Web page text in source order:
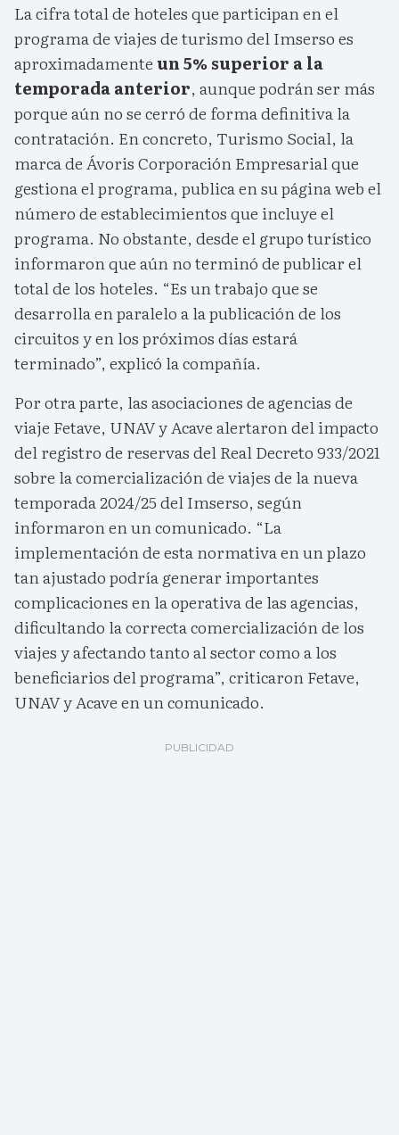
La cifra total de hoteles que participan en el
programa de viajes de turismo del Imserso es
aproximadamenteun 5% superior a la
temporada anterior, aunque podrán ser más
porque aún no se cerró de forma definitiva la
contratación. En concreto, Turismo Social, la
marca de Ávoris Corporación Empresarial que
gestiona el programa, publica en su página web el
número de establecimientos que incluye el
programa. No obstante, desde el grupo turístico
informaron que aún no terminó de publicar el
total de los hoteles. “Es un trabajo que se
desarrolla en paralelo a la publicación de los
circuitos y en los próximos días estará
terminado”, explicó la compañía.
Por otra parte, las asociaciones de agencias de
viaje Fetave, UNAV y Acave alertaron del impacto
del registro de reservas del Real Decreto 933/2021
sobre la comercialización de viajes de la nueva
temporada 2024/25 del Imserso, según
informaron en un comunicado. “La
implementación de esta normativa en un plazo
tan ajustado podría generar importantes
complicaciones en la operativa de las agencias,
dificultando la correcta comercialización de los
viajes y afectando tanto al sector como a los
beneficiarios del programa”, criticaron Fetave,
UNAV y Acave en un comunicado.